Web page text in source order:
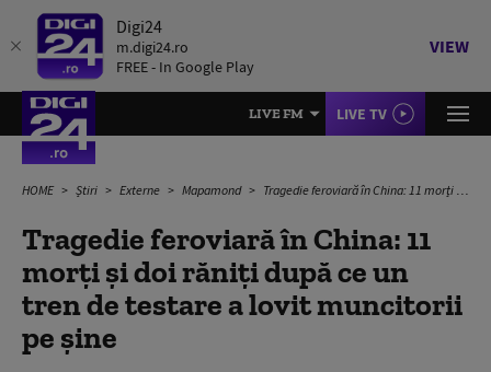
Digi24
m.digi24.ro
FREE - In Google Play
VIEW
LIVE FM LIVE TV
HOME Știri Externe Mapamond Tragedie feroviară în China: 11 morți și doi răniți după ce un tren de testare a lovit muncitorii pe șine
Tragedie feroviară în China: 11
morți și doi răniți după ce un
tren de testare a lovit muncitorii
pe șine